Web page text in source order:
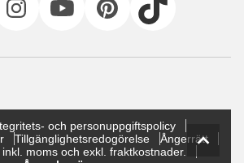
och personuppgiftspolicy
Tillgänglighetsredogörelse
Ångerrätt
moms och exkl. fraktkostnader.